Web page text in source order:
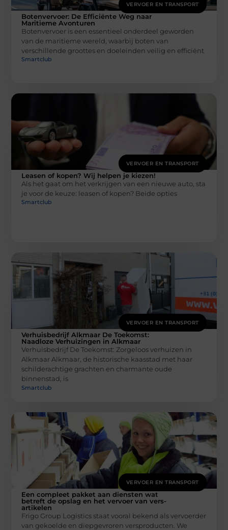
VERVOER EN TRANSPORT
Botenvervoer: De Efficiënte Weg naar
Maritieme Avonturen
Botenvervoer is een essentieel onderdeel geworden
van de maritieme wereld, waarbij boten van
verschillende groottes en doeleinden veilig en efficiënt
Smartclub
VERVOER EN TRANSPORT
Leasen of kopen? Wij helpen je kiezen!
Als het gaat om het verkrijgen van een nieuwe auto, sta
je voor de keuze: leasen of kopen? Beide opties
Smartclub
VERVOER EN TRANSPORT
Verhuisbedrijf Alkmaar De Toekomst:
Naadloze Verhuizingen in Alkmaar
Verhuisbedrijf De Toekomst: Zorgeloos verhuizen in
Alkmaar Alkmaar, de historische kaasstad met haar
schilderachtige grachten en charmante oude
binnenstad, is
Smartclub
VERVOER EN TRANSPORT
Een compleet pakket aan diensten wat
betreft de opslag en het vervoer van vers-
artikelen
Frigo Group Logistics staat vooral bekend als vervoerder
van gekoelde en diepgevroren versproducten. We